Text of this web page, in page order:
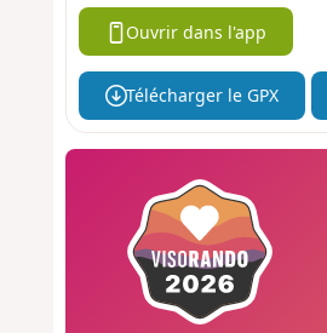
Ouvrir dans l'app
Télécharger le GPX